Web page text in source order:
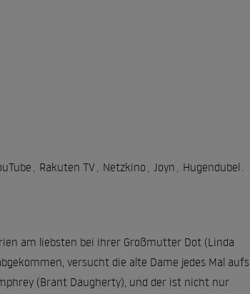
, Rakuten TV, Netzkino , Joyn , Hugendubel .
am liebsten bei ihrer Großmutter Dot (Linda
versucht die alte Dame jedes Mal aufs
(Brant Daugherty), und der ist nicht nur